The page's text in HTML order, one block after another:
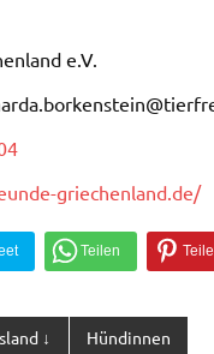
e.V.
griechenland.de/
↓ Hündinnen